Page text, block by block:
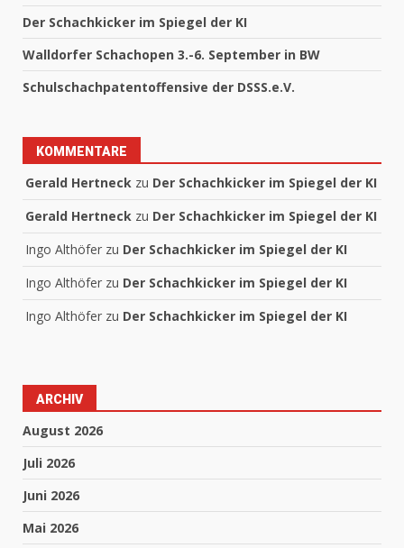
Der Schachkicker im Spiegel der KI
Walldorfer Schachopen 3.-6. September in BW
Schulschachpatentoffensive der DSSS.e.V.
KOMMENTARE
Gerald Hertneck zu Der Schachkicker im Spiegel der KI
Gerald Hertneck zu Der Schachkicker im Spiegel der KI
Ingo Althöfer zu Der Schachkicker im Spiegel der KI
Ingo Althöfer zu Der Schachkicker im Spiegel der KI
Ingo Althöfer zu Der Schachkicker im Spiegel der KI
ARCHIV
August 2026
Juli 2026
Juni 2026
Mai 2026